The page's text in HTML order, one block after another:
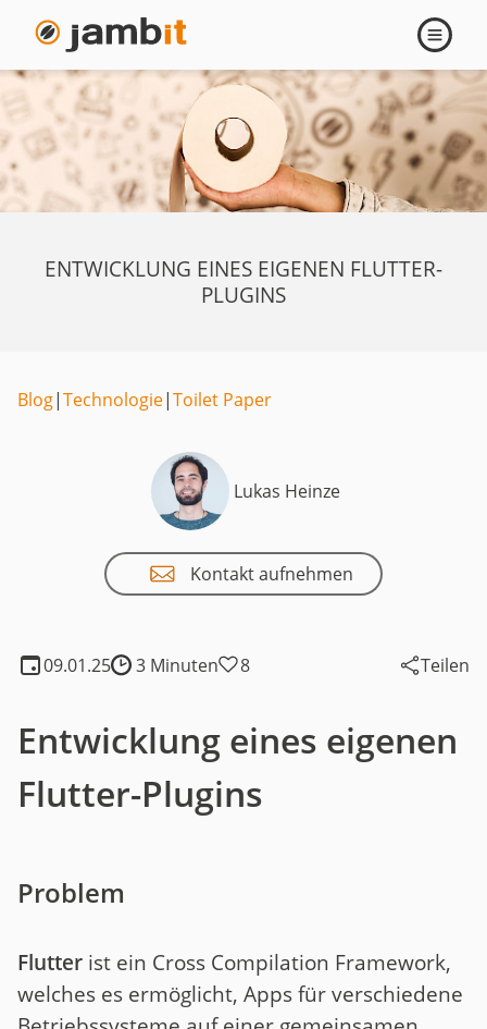
öffnen
ENTWICKLUNG EINES EIGENEN FLUTTER-
PLUGINS
Lukas Heinze
Kontakt aufnehmen
09.01.25Lesedauer:
3 Minuten 8 Teilen
Blog|Technologie|Toilet Paper
Entwicklung eines eigenen
Flutter-Plugins
Problem
Flutter ist ein Cross Compilation Framework,
welches es ermöglicht, Apps für verschiedene